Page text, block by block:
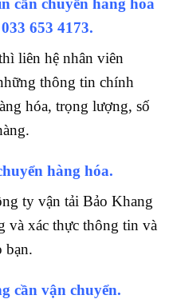
cần chuyển hàng hóa
033 653 4173.
liên hệ nhân viên
thông tin chính
hóa, trọng lượng, số
hàng hóa.
ty vận tải Bảo Khang
và xác thực thông tin và
bạn.
cần vận chuyển.